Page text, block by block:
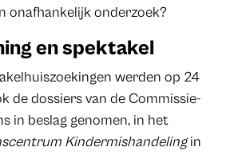
onafhankelijk onderzoek?
en spektakel
werden op 24
de dossiers van de Commissie-
in beslag genomen, in het
Kindermishandelingin